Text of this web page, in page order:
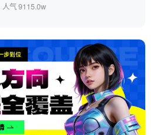
人气 9115.0w